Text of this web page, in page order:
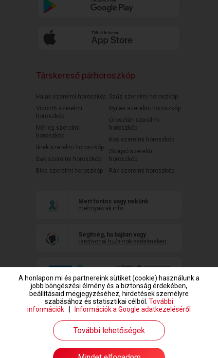
Társkereső párhoroszkóp
Halak szerelmi horoszkóp
Vízöntő szerelmi
horoszkóp
Mérleg szerelmi
horoszkóp
Ikrek szerelmi horoszkóp
Bak szerelmi horoszkóp
Bika szerelmi horoszkóp
Szűz szerelmi horoszkóp
Nyilas szerelmi horoszkóp
Oroszlán szerelmi
horoszkóp
Kos szerelmi horoszkóp
Skorpió szerelmi
horoszkóp
Rák szerelmi horoszkóp
Mert fontos vagy nekünk
mehnyakrak.info
Segítség, ha bajban vagy
randivonal.hu/a-nok-vedelmeben
www.randivonal.hu © Copyright 1999-2026 Dating Central Europe Zrt.
A honlapon mi és partnereink sütiket (cookie) használunk a
jobb böngészési élmény és a biztonság érdekében,
beállításaid megjegyzéséhez, hirdetések személyre
szabásához és statisztikai célból. További
információk
Információk a Google adatkezeléséről
További lehetőségek